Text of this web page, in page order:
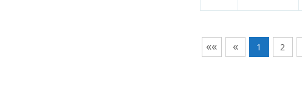
«« « 1 2